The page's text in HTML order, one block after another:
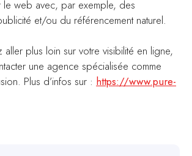
le web avec, par exemple, des
et/ou du référencement naturel.
aller plus loin sur votre visibilité en ligne,
une agence spécialisée comme
Plus d’infos sur : https://www.pure-